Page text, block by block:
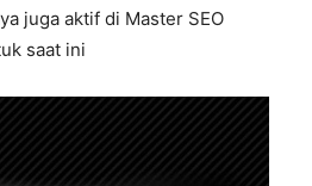
juga aktif di Master SEO
saat ini